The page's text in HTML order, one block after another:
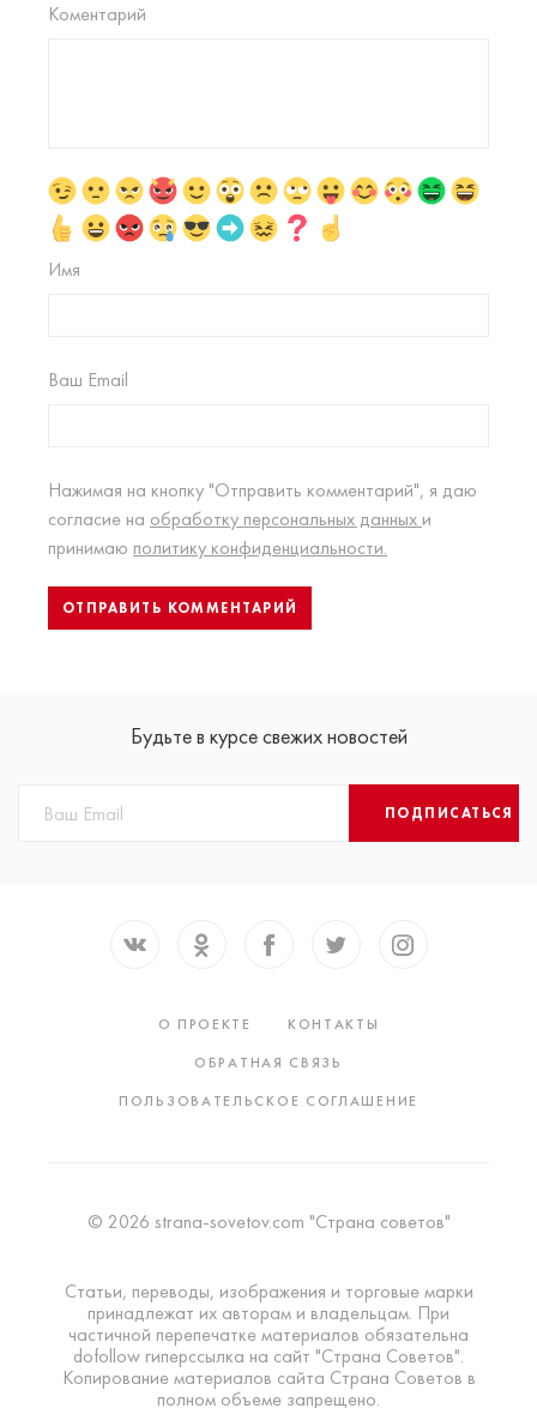
Коментарий
Имя
Ваш Email
Нажимая на кнопку "Отправить комментарий", я даю
согласие на обработку персональных данных и
принимаю политику конфиденциальности.
Будьте в курсе свежих новостей
ПОДПИСАТЬСЯ
О ПРОЕКТЕ
КОНТАКТЫ
ОБРАТНАЯ СВЯЗЬ
ПОЛЬЗОВАТЕЛЬСКОЕ СОГЛАШЕНИЕ
© 2026 strana-sovetov.com "Страна советов"
Статьи, переводы, изображения и торговые марки
принадлежат их авторам и владельцам. При
частичной перепечатке материалов обязательна
dofollow гиперссылка на сайт "Страна Советов".
Копирование материалов сайта Страна Советов в
полном объеме запрещено.